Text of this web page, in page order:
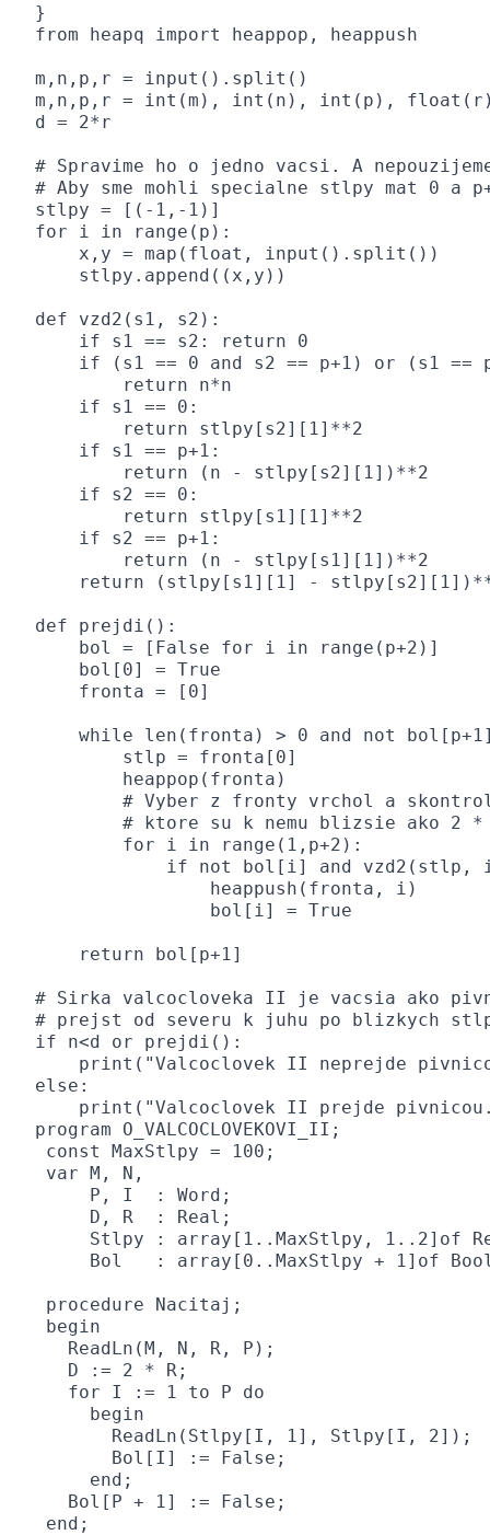
}
from heapq import heappop, heappush
m,n,p,r = input().split()
m,n,p,r = int(m), int(n), int(p),
d = 2*r
# Spravime ho o jedno vacsi. A
# Aby sme mohli specialne stlpy mat 0 a
stlpy = [(-1,-1)]
for i in range(p):
    x,y = map(float, input().split())
    stlpy.append((x,y))
def vzd2(s1, s2):
    if s1 == s2: return 0
if (s1 == 0 and s2 == p+1) or (s1 ==
        return n*n
    if s1 == 0:
        return stlpy[s2][1]**2
    if s1 == p+1:
        return (n - stlpy[s2][1])**2
    if s2 == 0:
        return stlpy[s1][1]**2
    if s2 == p+1:
        return (n - stlpy[s1][1])**2
return (stlpy[s1][1] -
def prejdi():
    bol = [False for i in range(p+2)]
    bol[0] = True
    fronta = [0]
while len(fronta) > 0 and not
        stlp = fronta[0]
        heappop(fronta)
# Vyber z fronty vrchol a
# ktore su k nemu blizsie ako 2
        for i in range(1,p+2):
if not bol[i] and vzd2(stlp,
                heappush(fronta, i)
                bol[i] = True
    return bol[p+1]
# Sirka valcocloveka II je vacsia ako
# prejst od severu k juhu po blizkych
if n<d or prejdi():
print("Valcoclovek II neprejde
else:
print("Valcoclovek II prejde
program O_VALCOCLOVEKOVI_II;
const MaxStlpy = 100;
var M, N,
     P, I  : Word;
     D, R  : Real;
Stlpy : array[1..MaxStlpy, 1..2]of
Bol   : array[0..MaxStlpy + 1]of
procedure Nacitaj;
begin
   ReadLn(M, N, R, P);
   D := 2 * R;
   for I := 1 to P do
     begin
       ReadLn(Stlpy[I, 1], Stlpy[I, 2]);
       Bol[I] := False;
     end;
   Bol[P + 1] := False;
end;